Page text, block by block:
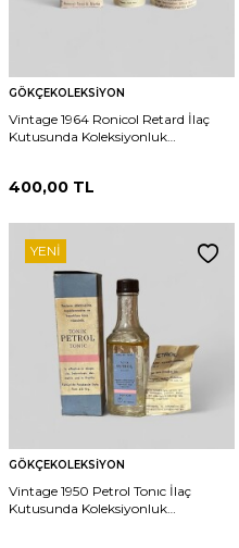
GÖKÇEKOLEKSIYON
Vintage 1964 Ronicol Retard İlaç
Kutusunda Koleksiyonluk
400,00 TL
YENI
GÖKÇEKOLEKSIYON
Vintage 1950 Petrol Tonıc İlaç
Kutusunda Koleksiyonluk